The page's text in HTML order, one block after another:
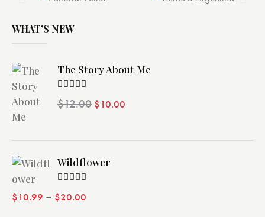
WHAT’S NEW
The Story About Me
Valorado
con4.00
$12.00 $10.00
Wildflower
con4.00
$10.99 – $20.00